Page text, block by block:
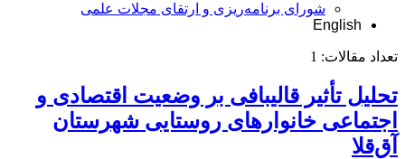
شورای برنامه‌ریزی و ارتقای مجلات علمی
English
تعداد مقالات: 1
تحلیل تأثیر قالیبافی بر وضعیت اقتصادی و
اجتماعی خانوارهای روستایی شهرستان
آق‌قلا